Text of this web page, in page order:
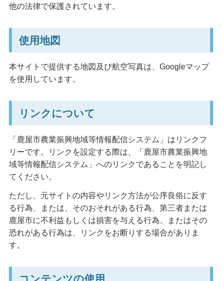
他の法律で保護されています。
使用地図
本サイトで提供する地図及び航空写真は、Googleマップ
を使用しています。
リンクについて
「鹿屋市農業振興地域等情報配信システム」はリンクフ
リーです。リンクを設定する際は、「鹿屋市農業振興地
域等情報配信システム」へのリンクであることを明記し
てください。
ただし、元サイトの内容やリンク方法が公序良俗に反す
る行為、または、そのおそれがある行為、第三者または
鹿屋市に不利益もしくは損害を与える行為、またはその
恐れがある行為は、リンクをお断りする場合がありま
す。